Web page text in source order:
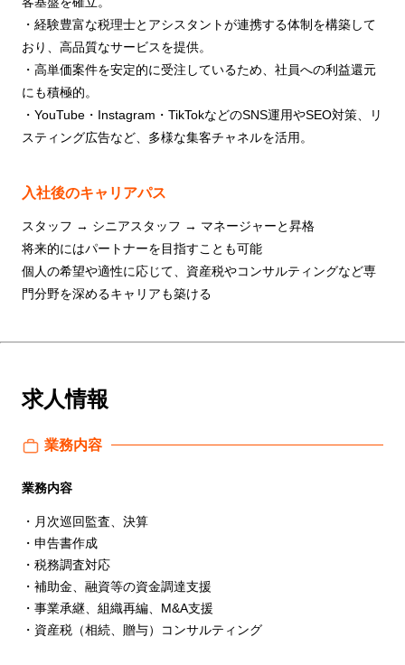
・経験豊富な税理士とアシスタントが連携する体制を構築して
おり、高品質なサービスを提供。
・高単価案件を安定的に受注しているため、社員への利益還元
にも積極的。
・YouTube・Instagram・TikTokなどのSNS運用やSEO対策、リ
スティング広告など、多様な集客チャネルを活用。
入社後のキャリアパス
スタッフ → シニアスタッフ → マネージャーと昇格
将来的にはパートナーを目指すことも可能
個人の希望や適性に応じて、資産税やコンサルティングなど専
門分野を深めるキャリアも築ける
求人情報
業務内容
業務内容
・月次巡回監査、決算
・申告書作成
・税務調査対応
・補助金、融資等の資金調達支援
・事業承継、組織再編、M&A支援
・資産税（相続、贈与）コンサルティング